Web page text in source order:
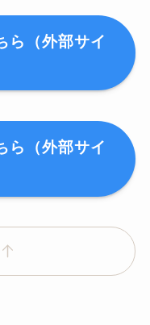
ら（外部サイ
ら（外部サイ